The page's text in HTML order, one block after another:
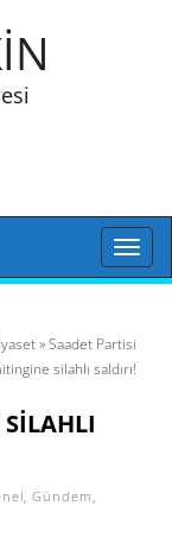
Toggle
» Saadet Partisi
silahlı saldırı!
, Gündem ,